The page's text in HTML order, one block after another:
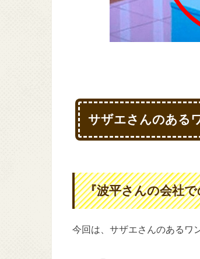
サザエさんのある
『波平さんの会社
今回は、サザエさんのあるワ